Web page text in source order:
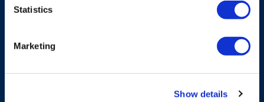
Statistics
Marketing
Show details
standaard G6 NiMH batterij.